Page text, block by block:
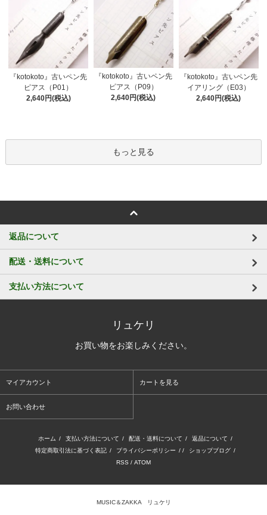
『kotokoto』古いペン先
ピアス（P01）
2,640円(税込)
『kotokoto』古いペン先
ピアス（P09）
2,640円(税込)
『kotokoto』古いペン先
イアリング（E03）
2,640円(税込)
もっと見る
返品について
配送・送料について
支払い方法について
リュケリ
お買い物をお楽しみください。
マイアカウント カートを見る
お問い合わせ
ホーム / 支払い方法について / 配送・送料について / 返品について /
特定商取引法に基づく表記 / プライバシーポリシー / / ショップブログ /
RSS / ATOM
MUSIC＆ZAKKA リュケリ